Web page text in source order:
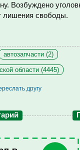
Возбуждено
лишения свободы.
автозапчасти (2)
области (4445)
другу